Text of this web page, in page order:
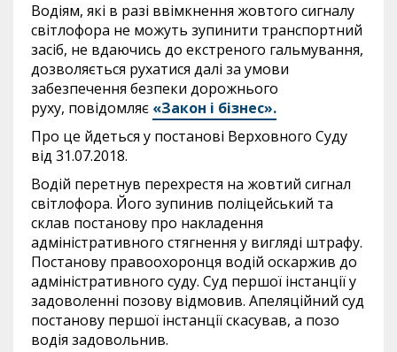
Водіям, які в разі ввімкнення жовтого сигналу
світлофора не можуть зупинити транспортний
засіб, не вдаючись до екстреного гальмування,
дозволяється рухатися далі за умови
забезпечення безпеки дорожнього
руху, повідомляє «Закон і бізнес».
Про це йдеться у постанові Верховного Суду
від 31.07.2018.
Водій перетнув перехрестя на жовтий сигнал
світлофора. Його зупинив поліцейський та
склав постанову про накладення
адміністративного стягнення у вигляді штрафу.
Постанову правоохоронця водій оскаржив до
адміністративного суду. Суд першої інстанції у
задоволенні позову відмовив. Апеляційний суд
постанову першої інстанції скасував, а позо
водія задовольнив.